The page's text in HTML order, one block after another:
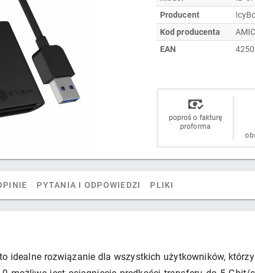
Producent
Kod producenta
EAN
poproś o fakturę
proforma
PYTANIA I ODPOWIEDZI PLIKI
idealne rozwiązanie dla wszystkich użytkowników,